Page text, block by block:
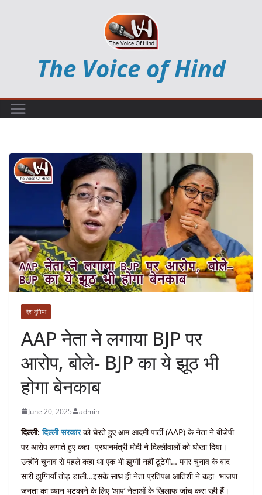
The Voice of Hind
देश दुनिया
AAP नेता ने लगाया BJP पर
आरोप, बोले- BJP का ये झूठ भी
होगा बेनकाब
June 20, 2025 admin
दिल्ली:दिल्ली सरकार को घेरते हुए आम आदमी पार्टी (AAP) के नेता ने बीजेपी
पर आरोप लगाते हुए कहा- प्रधानमंत्री मोदी ने दिल्लीवालों को धोखा दिया।
उन्होंने चुनाव से पहले कहा था एक भी झुग्गी नहीं टूटेगी… मगर चुनाव के बाद
सारी झुग्गियाँ तोड़ डाली…इसके साथ ही नेता प्रतिपक्ष आतिशी ने कहा- भाजपा
जनता का ध्यान भटकाने के लिए ‘आप’ नेताओं के खिलाफ जांच करा रही हैं।